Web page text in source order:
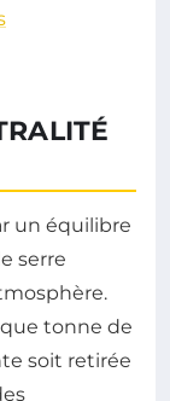
un équilibre
serre
tonne de
soit retirée